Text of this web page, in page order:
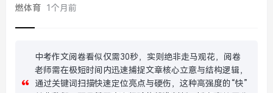
燃体育 1个月前
中考作文阅卷看似仅需30秒，实则绝非走马观花，阅卷
老师需在极短时间内迅速捕捉文章核心立意与结构逻辑，
通过关键词扫描快速定位亮点与硬伤，这种高强度的“快”